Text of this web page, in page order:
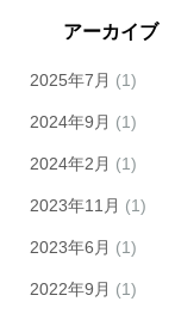
アーカイブ
2025年7月 (1)
2024年9月 (1)
2024年2月 (1)
2023年11月 (1)
2023年6月 (1)
2022年9月 (1)